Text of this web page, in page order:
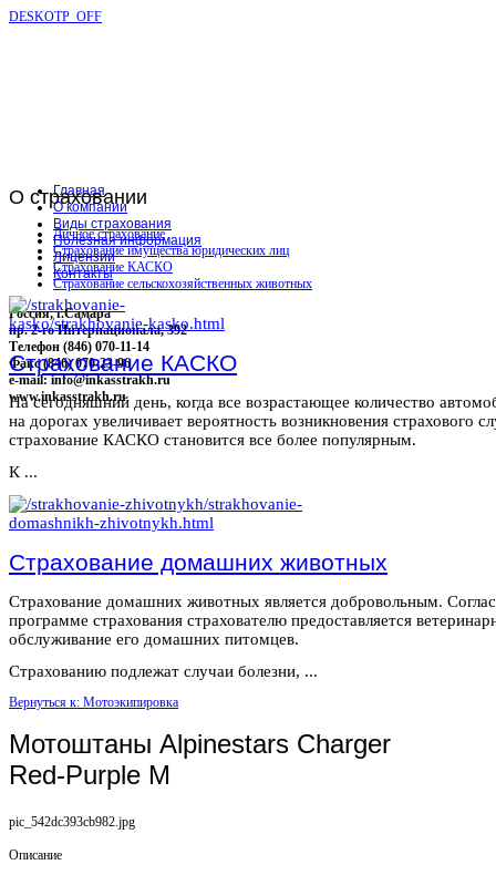
DESKOTP_OFF
О страховании
Личное страхование
Страхование имущества юридических лиц
Страхование КАСКО
Страхование сельскохозяйственных животных
Россия, г.Самара
пр. 2-го Интернационала, 392
Телефон (846) 070-11-14
Факс (846) 070-23-96
e-mail: info@inkasstrakh.ru
www.inkasstrakh.ru
Главная
О компании
Виды страхования
Полезная информация
Лицензии
Контакты
Страхование КАСКО
На сегодняшний день, когда все возрастающее количество
на дорогах увеличивает вероятность возникновения страхового
страхование КАСКО становится все более популярным.
К ...
Страхование домашних животных
Страхование домашних животных является добровольным.
программе страхования страхователю предоставляется
обслуживание его домашних питомцев.
Страхованию подлежат случаи болезни, ...
Вернуться к: Мотоэкипировка
Мотоштаны Alpinestars Charger
Red-Purple M
pic_542dc393cb982.jpg
Описание